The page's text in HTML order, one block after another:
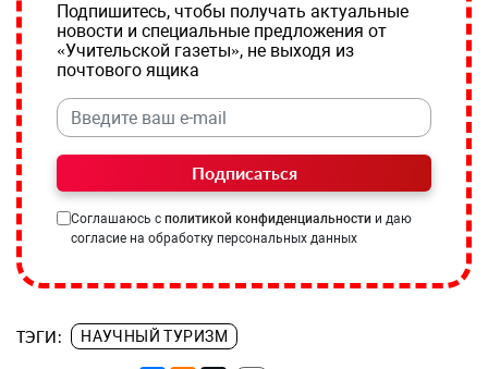
Подпишитесь, чтобы получать актуальные
новости и специальные предложения от
«Учительской газеты», не выходя из
почтового ящика
Подписаться
Соглашаюсь с политикой конфиденциальности и даю
согласие на обработку персональных данных
ТЭГИ: НАУЧНЫЙ ТУРИЗМ